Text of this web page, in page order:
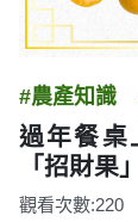
#農產知識
過年餐桌
「招財果」
觀看次數:220